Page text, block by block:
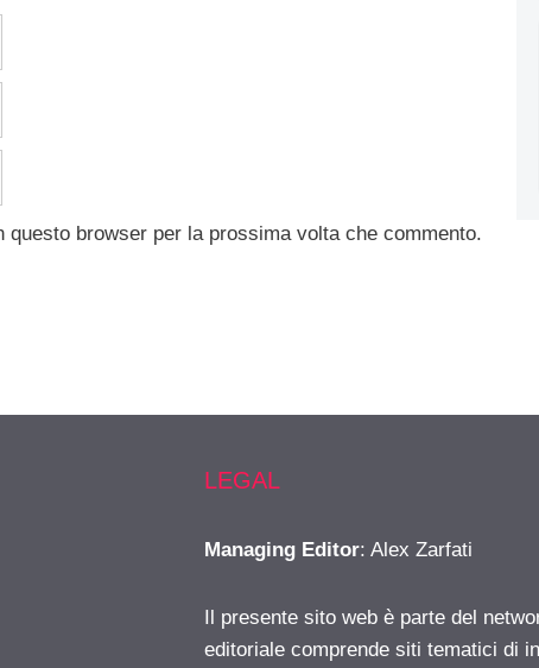
browser per la prossima volta che commento.
LEGAL
Managing Editor: Alex Zarfati
Il presente sito web è parte del
editoriale comprende siti tematici di